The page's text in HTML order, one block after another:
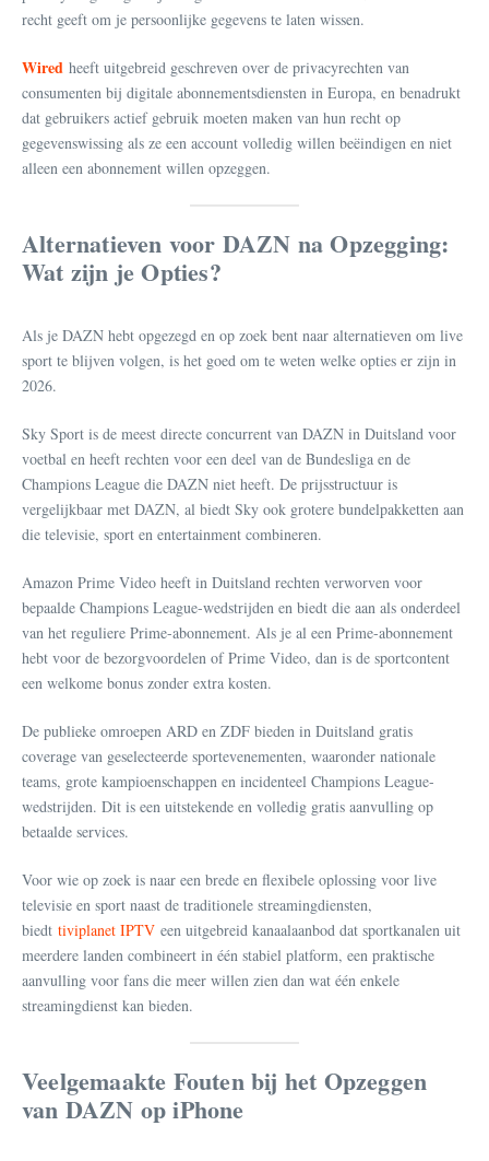
recht geeft om je persoonlijke gegevens te laten wissen.
Wired heeft uitgebreid geschreven over de privacyrechten van
consumenten bij digitale abonnementsdiensten in Europa, en benadrukt
dat gebruikers actief gebruik moeten maken van hun recht op
gegevenswissing als ze een account volledig willen beëindigen en niet
alleen een abonnement willen opzeggen.
Alternatieven voor DAZN na Opzegging:
Wat zijn je Opties?
Als je DAZN hebt opgezegd en op zoek bent naar alternatieven om live
sport te blijven volgen, is het goed om te weten welke opties er zijn in
2026.
Sky Sport is de meest directe concurrent van DAZN in Duitsland voor
voetbal en heeft rechten voor een deel van de Bundesliga en de
Champions League die DAZN niet heeft. De prijsstructuur is
vergelijkbaar met DAZN, al biedt Sky ook grotere bundelpakketten aan
die televisie, sport en entertainment combineren.
Amazon Prime Video heeft in Duitsland rechten verworven voor
bepaalde Champions League-wedstrijden en biedt die aan als onderdeel
van het reguliere Prime-abonnement. Als je al een Prime-abonnement
hebt voor de bezorgvoordelen of Prime Video, dan is de sportcontent
een welkome bonus zonder extra kosten.
De publieke omroepen ARD en ZDF bieden in Duitsland gratis
coverage van geselecteerde sportevenementen, waaronder nationale
teams, grote kampioenschappen en incidenteel Champions League-
wedstrijden. Dit is een uitstekende en volledig gratis aanvulling op
betaalde services.
Voor wie op zoek is naar een brede en flexibele oplossing voor live
televisie en sport naast de traditionele streamingdiensten,
biedt tiviplanet IPTV een uitgebreid kanaalaanbod dat sportkanalen uit
meerdere landen combineert in één stabiel platform, een praktische
aanvulling voor fans die meer willen zien dan wat één enkele
streamingdienst kan bieden.
Veelgemaakte Fouten bij het Opzeggen
van DAZN op iPhone